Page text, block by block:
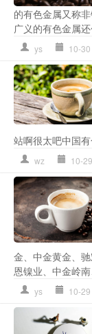
的有色金属又称
广义的有色金属
ys 10-30
站啊很太吧中国
wz 10-29
金、中金黄金、
恩镍业、中金岭
ys 10-29